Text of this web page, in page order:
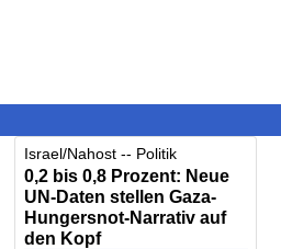
Israel/Nahost -- Politik
0,2 bis 0,8 Prozent: Neue
UN-Daten stellen Gaza-
Hungersnot-Narrativ auf
den Kopf